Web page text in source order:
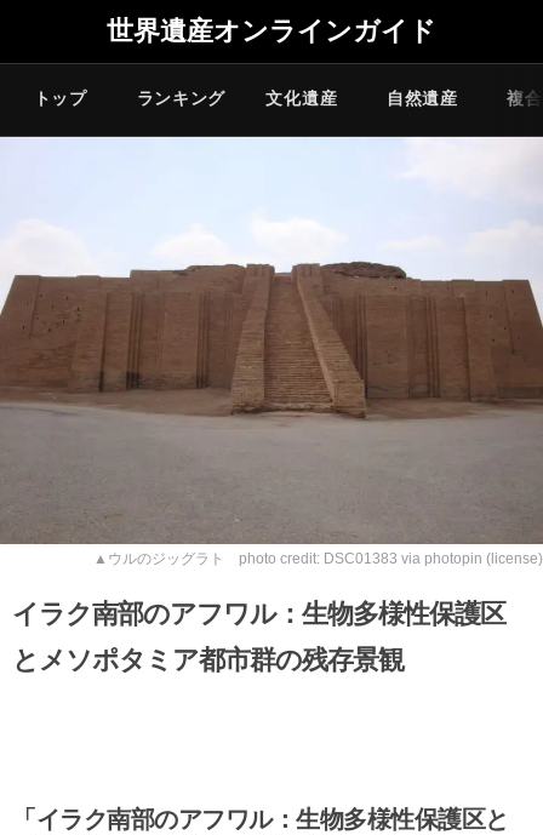
世界遺産オンラインガイド
トップ ランキング 文化遺産 自然遺産 複
▲ウルのジッグラト photo credit: DSC01383 via photopin (license)
イラク南部のアフワル：生物多様性保護区
とメソポタミア都市群の残存景観
「イラク南部のアフワル：生物多様性保護区と